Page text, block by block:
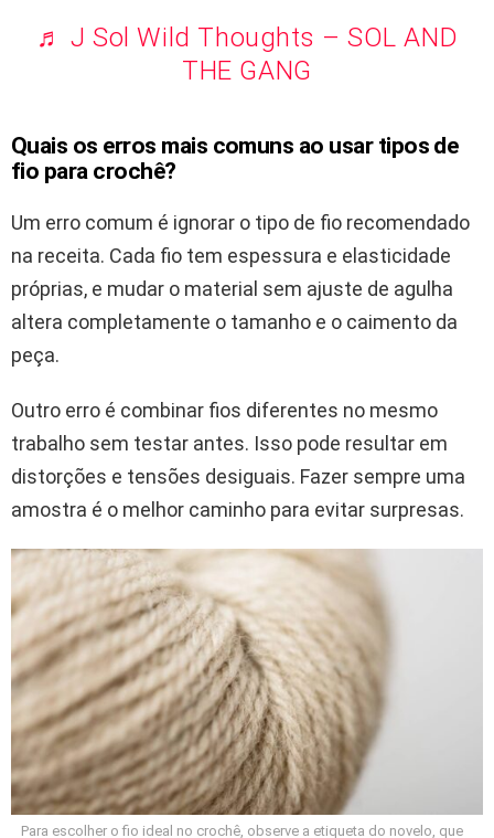
♬ J Sol Wild Thoughts – SOL AND
THE GANG
Quais os erros mais comuns ao usar tipos de
fio para crochê?
Um erro comum é ignorar o tipo de fio recomendado
na receita. Cada fio tem espessura e elasticidade
próprias, e mudar o material sem ajuste de agulha
altera completamente o tamanho e o caimento da
peça.
Outro erro é combinar fios diferentes no mesmo
trabalho sem testar antes. Isso pode resultar em
distorções e tensões desiguais. Fazer sempre uma
amostra é o melhor caminho para evitar surpresas.
Para escolher o fio ideal no crochê, observe a etiqueta do novelo, que